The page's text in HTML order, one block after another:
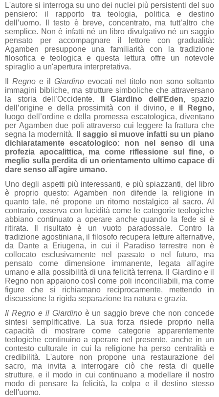
L'autore si interroga su uno dei nuclei più persistenti del suo
pensiero: il rapporto tra teologia, politica e destino
dell’uomo. Il testo è breve, concentrato, ma tutt’altro che
semplice. Non è infatti né un libro divulgativo né un saggio
pensato per accompagnare il lettore con gradualità:
Agamben presuppone una familiarità con la tradizione
filosofica e teologica e questa lettura offre un notevole
spiraglio a un'apertura interpretativa.
Regnoe il Giardino evocati nel titolo non sono soltanto
immagini bibliche, ma strutture simboliche che attraversano
la storia dell’Occidente.
Il Giardino dell’Eden, spazio
dell’origine e della prossimità con il divino, e il Regno,
luogo dell’ordine e della promessa escatologica, diventano
per Agamben due poli attraverso cui leggere la frattura che
segna la modernità.
Il saggio si muove infatti su un piano
dichiaratamente escatologico: non nel senso di una
profezia apocalittica, ma come riflessione sul fine, o
meglio sulla perdita di un orientamento ultimo capace di
dare senso all’agire umano.
Uno degli aspetti più interessanti, e più spiazzanti, del libro
è proprio questo: Agamben non difende la religione in
quanto tale, né propone un ritorno nostalgico al sacro. Al
contrario, osserva con lucidità come le categorie teologiche
abbiano continuato a operare anche quando la fede si è
ritirata. Il risultato è un vuoto paradossale. Contro la
tradizione agostiniana, il filosofo recupera letture alternative,
da Dante a Eriugena, in cui il Paradiso terrestre non è
collocato esclusivamente nel passato o nel futuro, ma
pensato come dimensione immanente, legata all'agire
umano e alla possibilità di una felicità terrena. Il Giardino e il
Regno non appaiono così come poli inconciliabili, ma come
figure che si richiamano reciprocamente, mettendo in
discussione la rigida separazione tra natura e grazia.
Il Regno e il Giardinoè un saggio breve che non concede
sintesi semplificative. La sua forza risiede proprio nella
capacità di mostrare come categorie apparentemente
teologiche continuino a operare nel presente, anche in un
contesto culturale in cui la religione ha perso centralità e
credibilità. L'autore non propone una restaurazione del
sacro, ma invita a interrogare ciò che resta di quelle
strutture, e il modo in cui continuano a modellare il nostro
modo di pensare la felicità, la colpa e il destino stesso
dell'uomo.